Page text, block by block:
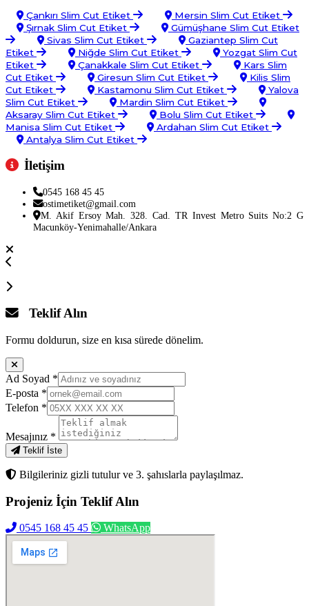
Çankırı Slim Cut Etiket
Mersin Slim Cut Etiket
Şırnak Slim Cut Etiket
Gümüşhane Slim Cut Etiket
Sivas Slim Cut Etiket
Gaziantep Slim Cut
Etiket
Niğde Slim Cut Etiket
Yozgat Slim Cut
Etiket
Çanakkale Slim Cut Etiket
Kars Slim
Cut Etiket
Giresun Slim Cut Etiket
Kilis Slim
Cut Etiket
Kastamonu Slim Cut Etiket
Yalova
Slim Cut Etiket
Mardin Slim Cut Etiket
Aksaray Slim Cut Etiket
Bolu Slim Cut Etiket
Manisa Slim Cut Etiket
Ardahan Slim Cut Etiket
Antalya Slim Cut Etiket
İletişim
0545 168 45 45
ostimetiket@gmail.com
M. Akif Ersoy Mah. 328. Cad. TR Invest Metro Suits No:2 G
Macunköy-Yenimahalle/Ankara
Teklif Alın
Formu doldurun, size en kısa sürede dönelim.
Ad Soyad *
E-posta *
Telefon *
Mesajınız *
Teklif İste
Bilgileriniz gizli tutulur ve 3. şahıslarla paylaşılmaz.
Projeniz İçin Teklif Alın
0545 168 45 45 WhatsApp